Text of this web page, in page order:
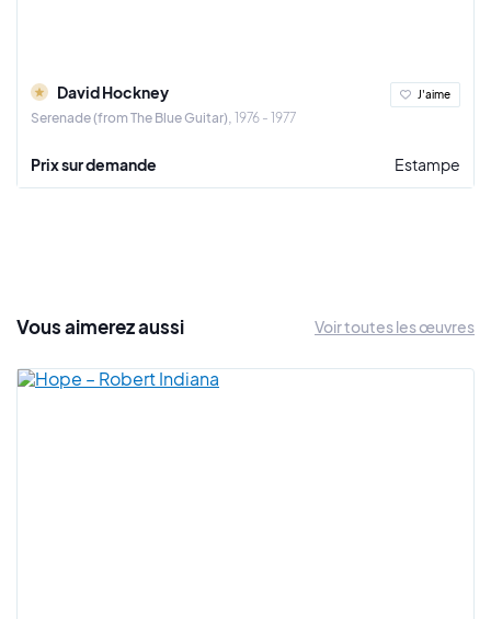
Au-delà de son travail pictural, David Hockney s'est
également aventuré dans le monde de la technologie
numérique, devenant un pionnier dans l'utilisation de l'iPad et
et son point de vue sur l'art, aidant à guider et à inspirer la
David Hockney
Serenade (from The Blue Guitar) 1976 - 1977
J'aime
Prix sur demande Estampe
Vousaimerezaussi Voir toutes les œuvres